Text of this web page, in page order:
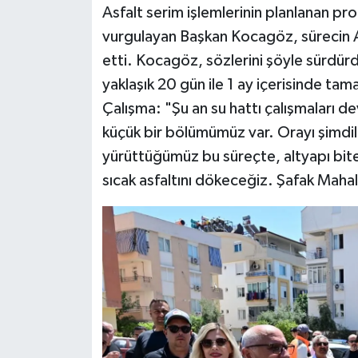
Asfalt serim işlemlerinin planlanan
vurgulayan Başkan Kocagöz,
etti. Kocagöz, sözlerini şöyle
yaklaşık 20 gün ile 1 ay içerisinde
Çalışma: "Şu an su hattı çalışmaları
küçük bir bölümümüz var. Orayı
yürüttüğümüz bu süreçte, altyapı
sıcak asfaltını dökeceğiz. Şafak